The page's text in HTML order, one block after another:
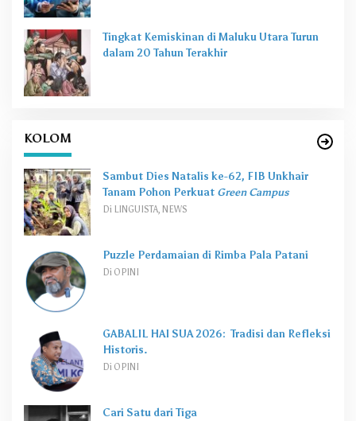
Tingkat Kemiskinan di Maluku Utara Turun
dalam 20 Tahun Terakhir
KOLOM
Sambut Dies Natalis ke-62, FIB Unkhair
Tanam Pohon Perkuat Green Campus
Di LINGUISTA, NEWS
Puzzle Perdamaian di Rimba Pala Patani
Di OPINI
GABALIL HAI SUA 2026: Tradisi dan Refleksi
Historis.
Di OPINI
Cari Satu dari Tiga